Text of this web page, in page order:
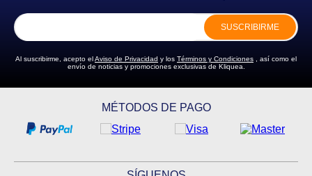
SUSCRIBIRME
Al suscribirme, acepto elAviso de Privacidad y los Términos y Condiciones , así como el
envío de noticias y promociones exclusivas de Kliquea.
MÉTODOS DE PAGO